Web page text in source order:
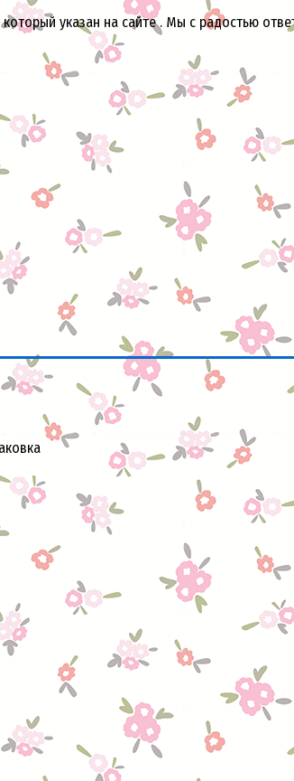
указан на сайте . Мы с радостью